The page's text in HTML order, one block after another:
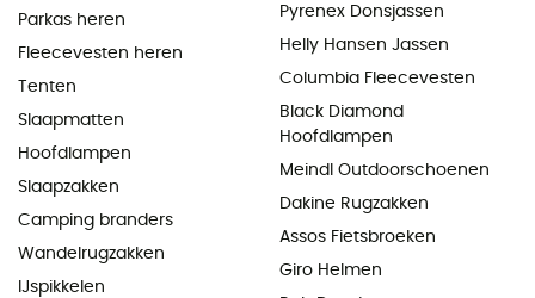
Parkas heren
Fleecevesten heren
Tenten
Slaapmatten
Hoofdlampen
Slaapzakken
Camping branders
Wandelrugzakken
IJspikkelen
Pyrenex Donsjassen
Helly Hansen Jassen
Columbia Fleecevesten
Black Diamond
Hoofdlampen
Meindl Outdoorschoenen
Dakine Rugzakken
Assos Fietsbroeken
Giro Helmen